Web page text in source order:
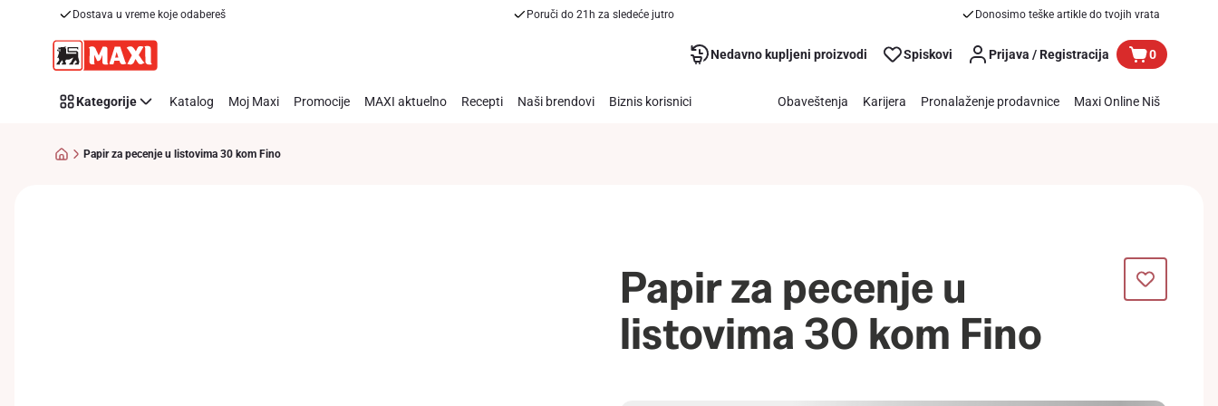
Dostava u vreme koje odabereš Poruči do 21h za sledeće jutro Donosimo teške artikle do tvojih vrata
Nedavno kupljeni proizvodi Spiskovi Prijava / Registracija 0
Kategorije Katalog Moj Maxi Promocije MAXI aktuelno Recepti Naši brendovi Biznis korisnici Obaveštenja Karijera Pronalaženje prodavnice Maxi Online Niš
Papir za pecenje u listovima 30 kom Fino
Papir za pecenje u
listovima 30 kom Fino